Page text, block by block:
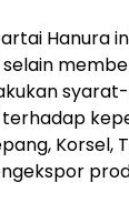
Hanura
Korsel,